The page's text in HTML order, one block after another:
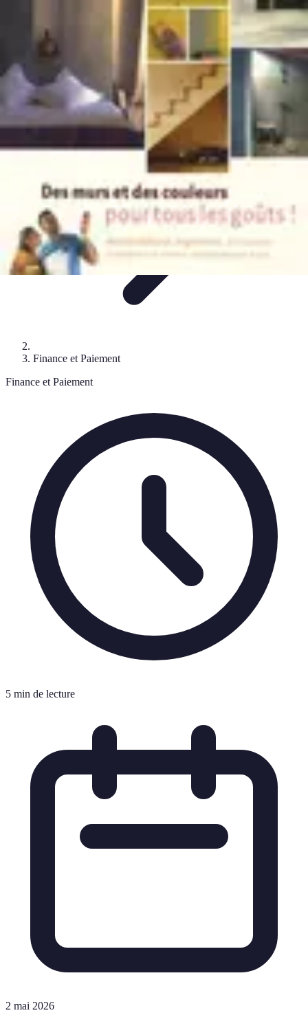
Compréhension de l'accessibilité Accessibilité Guides pratiques
Guide
PratiqueMode Accessible
Shopping Accessible
Finance et Paiement
Finance et Paiement
5 min de lecture
2 mai 2026